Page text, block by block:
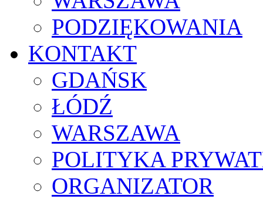
PODZIĘKOWANIA
KONTAKT
GDAŃSK
ŁÓDŹ
WARSZAWA
POLITYKA
ORGANIZATOR